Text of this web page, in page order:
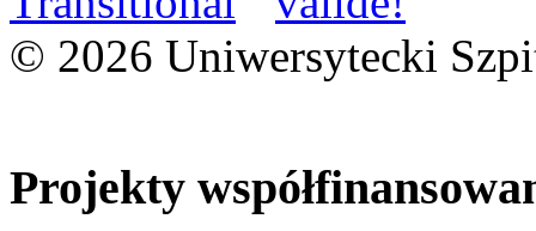
© 2026 Uniwersytecki
Projekty